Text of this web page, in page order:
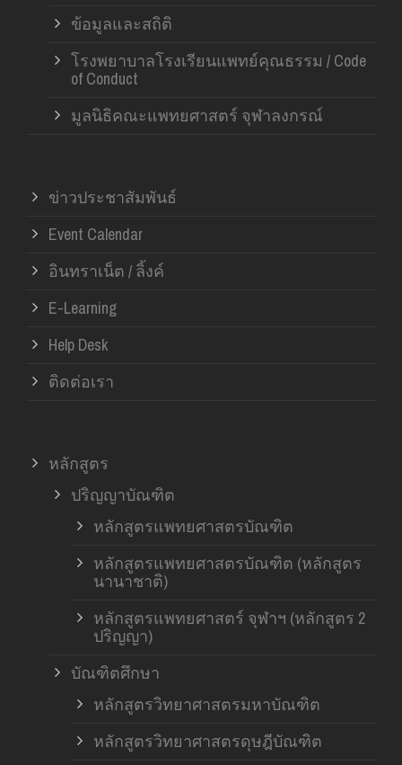
ข้อมูลและสถิติ
โรงพยาบาลโรงเรียนแพทย์คุณธรรม / Code
of Conduct
มูลนิธิคณะแพทยศาสตร์ จุฬาลงกรณ์
ข่าวประชาสัมพันธ์
Event Calendar
อินทราเน็ต / ลิ้งค์
E-Learning
Help Desk
ติดต่อเรา
หลักสูตร
ปริญญาบัณฑิต
หลักสูตรแพทยศาสตรบัณฑิต
หลักสูตรแพทยศาสตรบัณฑิต (หลักสูตร
นานาชาติ)
หลักสูตรแพทยศาสตร์ จุฬาฯ (หลักสูตร 2
ปริญญา)
บัณฑิตศึกษา
หลักสูตรวิทยาศาสตรมหาบัณฑิต
หลักสูตรวิทยาศาสตรดุษฎีบัณฑิต